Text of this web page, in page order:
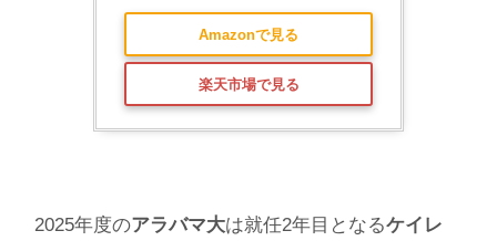
Amazonで見る
楽天市場で見る
2025年度のアラバマ大は就任2年目となるケイレ